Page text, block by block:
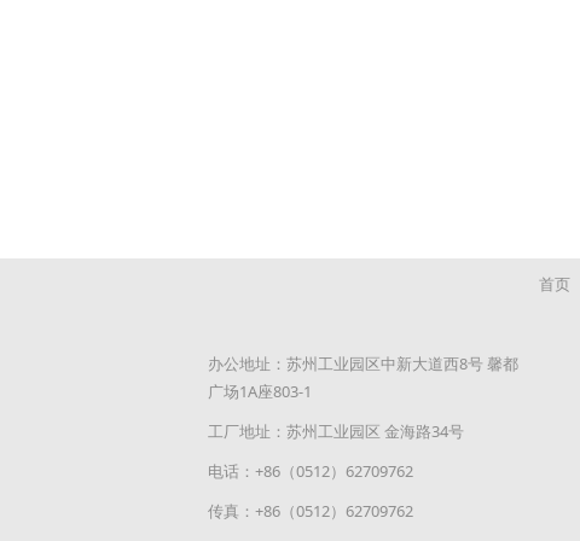
首页
办公地址：苏州工业园区中新大道西8号 馨都
广场1A座803-1
工厂地址：苏州工业园区 金海路34号
电话：+86（0512）62709762
传真：+86（0512）62709762